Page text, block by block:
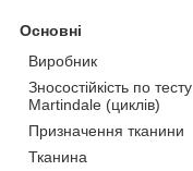
Основні
Виробник
Зносостійкість по тесту
Martindale (циклів)
Призначення тканини
Тканина